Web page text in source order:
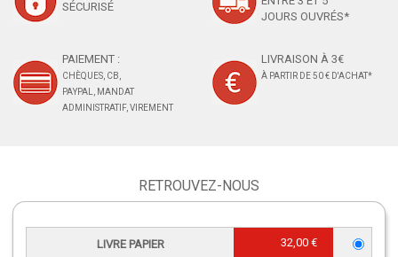
LIVRE PAPIER 32,00 €
SÉCURISÉ
JOURS OUVRÉS*
PAIEMENT :
CHÈQUES, CB,
PAYPAL, MANDAT
ADMINISTRATIF, VIREMENT
LIVRAISON À 3€
À PARTIR DE 50 € D'ACHAT*
RETROUVEZ-NOUS